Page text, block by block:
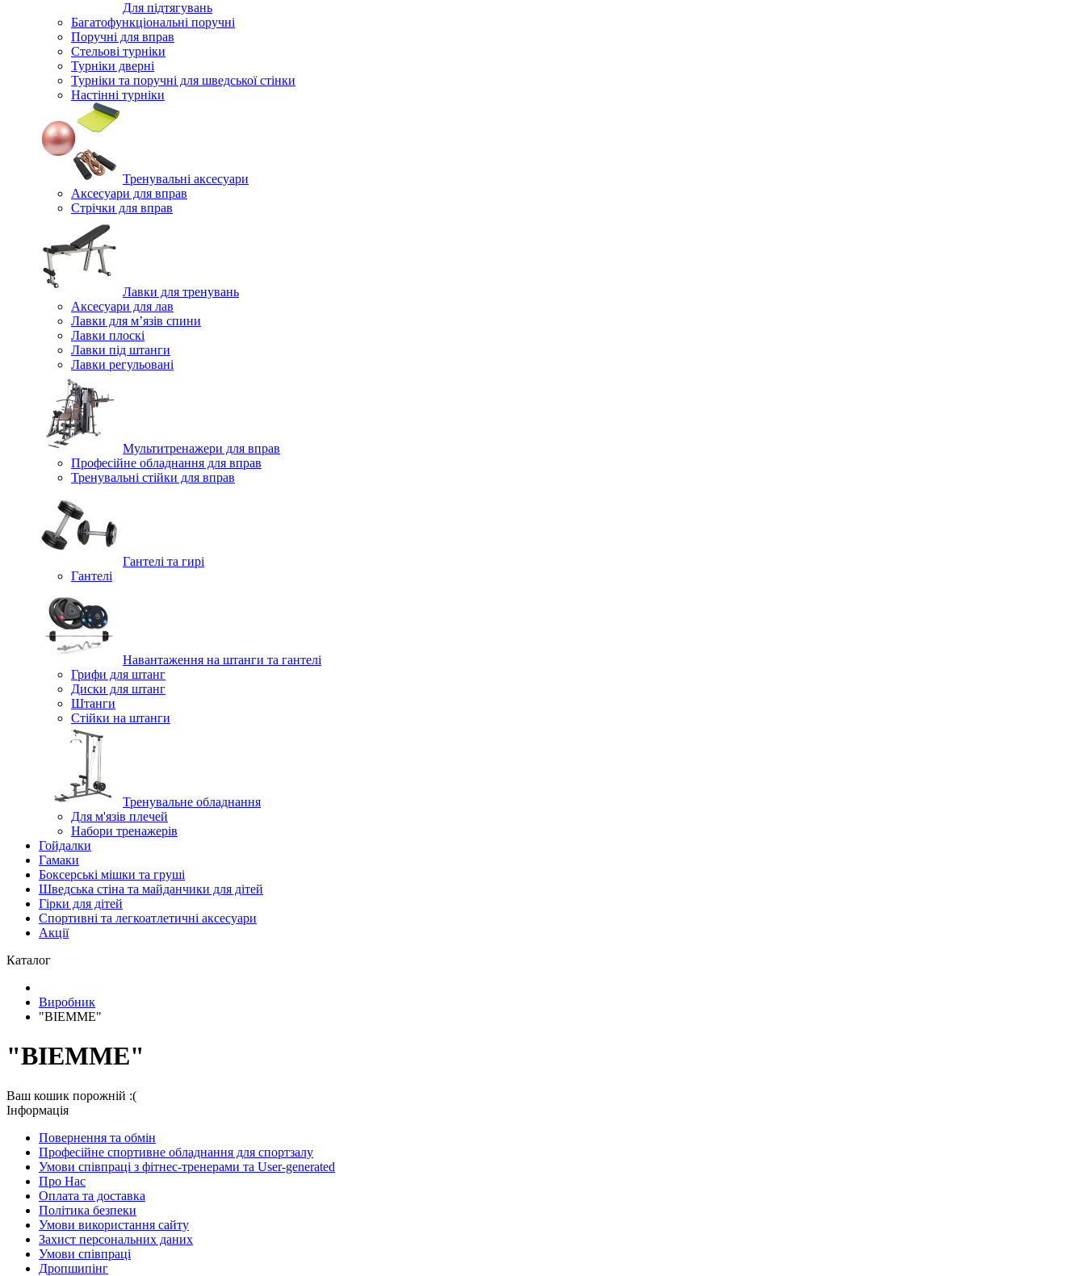
Для підтягувань
Багатофункціональні поручні
Поручні для вправ
Стельові турніки
Турніки дверні
Турніки та поручні для шведської стінки
Настінні турніки
Тренувальні аксесуари
Аксесуари для вправ
Стрічки для вправ
Лавки для тренувань
Аксесуари для лав
Лавки для м’язів спини
Лавки плоскі
Лавки під штанги
Лавки регульовані
Мультитренажери для вправ
Професійне обладнання для вправ
Тренувальні стійки для вправ
Гантелі та гирі
Гантелі
Навантаження на штанги та гантелі
Грифи для штанг
Диски для штанг
Штанги
Стійки на штанги
Тренувальне обладнання
Для м'язів плечей
Набори тренажерів
Гойдалки
Гамаки
Боксерські мішки та груші
Шведська стіна та майданчики для дітей
Гірки для дітей
Спортивні та легкоатлетичні аксесуари
Акції
Каталог
Виробник
"BIEMME"
"BIEMME"
Ваш кошик порожній :(
Iнформація
Повернення та обмін
Професійне спортивне обладнання для спортзалу
Умови співпраці з фітнес-тренерами та User-generated
Про Нас
Оплата та доставка
Політика безпеки
Умови використання сайту
Захист персональних даних
Умови співпраці
Дропшипінг